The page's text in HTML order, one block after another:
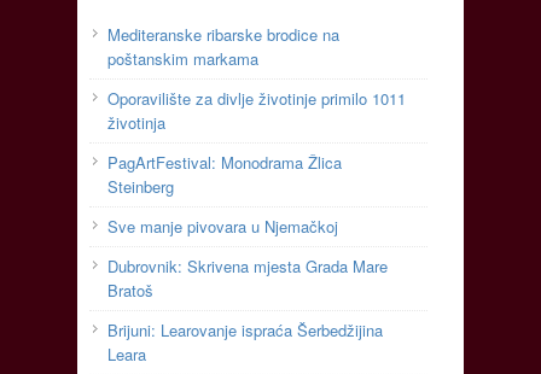
Mediteranske ribarske brodice na
poštanskim markama
Oporavilište za divlje životinje primilo 1011
životinja
PagArtFestival: Monodrama Žlica
Steinberg
Sve manje pivovara u Njemačkoj
Dubrovnik: Skrivena mjesta Grada Mare
Bratoš
Brijuni: Learovanje ispraća Šerbedžijina
Leara